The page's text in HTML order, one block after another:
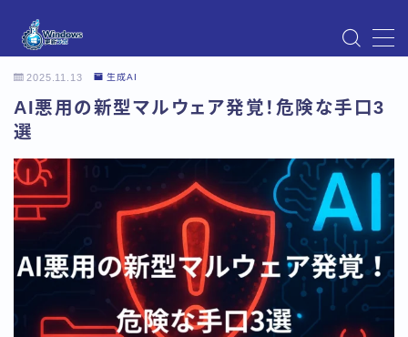
Instagram
Windows Updateの不具合・エラー対処法まとめ
【Windows11対応】
アクセス
お問い合わせ
デモプリセット記事 Part07
プライバシーポリシー
プロフィール
利用規約／特定商取引法に基づく表記
2025.11.13 生成AI
AI悪用の新型マルウェア発覚！危険な手口3
選